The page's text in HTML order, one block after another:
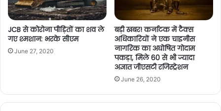
JCB से कोरोना पीड़ितों का शव ले
गए श्मशान: भरके सीएम
June 27, 2020
बड़ी खबर! कर्नाटक में टैक्स
अधिकारियों ने एक चाइनीस
नागरिक का अघोषित गोदाम
पकड़ा, मिले 60 से भी ज्यादा
अज्ञात जीएसटी रजिस्ट्रेशन
June 26, 2020